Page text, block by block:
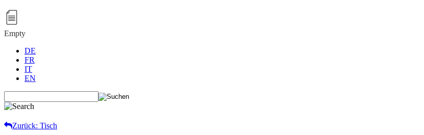
Empty
DE
FR
IT
EN
Zurück: Tisch